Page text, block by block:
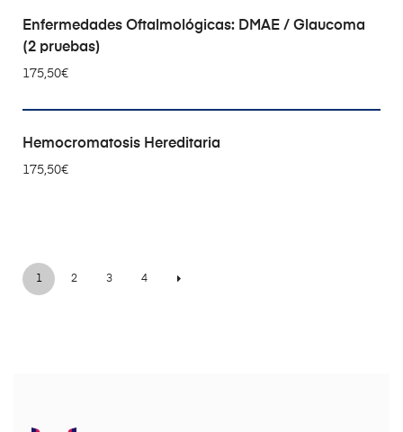
AÑADIR AL CARRITO
Enfermedades Oftalmológicas: DMAE / Glaucoma
(2 pruebas)
175,50€
AÑADIR AL CARRITO
Hemocromatosis Hereditaria
175,50€
1 2 3 4